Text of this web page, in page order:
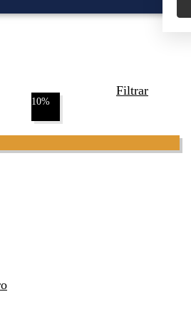
Filtrar
10%